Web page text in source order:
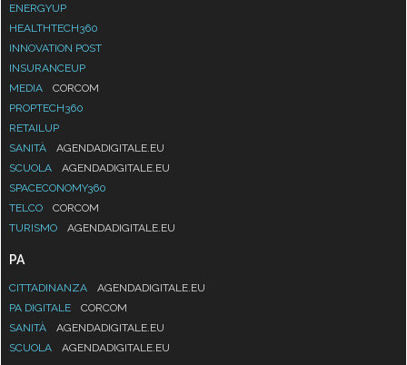
ENERGYUP
HEALTHTECH360
INNOVATION POST
INSURANCEUP
MEDIA
CORCOM
PROPTECH360
RETAILUP
SANITÀ
AGENDADIGITALE.EU
SCUOLA
AGENDADIGITALE.EU
SPACECONOMY360
TELCO
CORCOM
TURISMO
AGENDADIGITALE.EU
PA
CITTADINANZA
AGENDADIGITALE.EU
PA DIGITALE
CORCOM
SANITÀ
AGENDADIGITALE.EU
SCUOLA
AGENDADIGITALE.EU